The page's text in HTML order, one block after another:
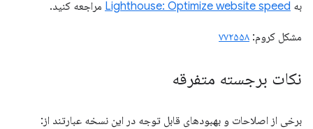
به Lighthouse: Optimize website speed مراجعه کنید.
مشکل کروم: ۷۷۲۵۵۸
نکات برجسته متفرقه
برخی از اصلاحات و بهبودهای قابل توجه در این نسخه عبارتند از: